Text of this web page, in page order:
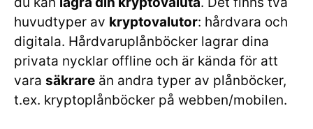
huvudtyper av kryptovalutor: hårdvara och
digitala. Hårdvaruplånböcker lagrar dina
privata nycklar offline och är kända för att
vara säkrare än andra typer av plånböcker,
t.ex. kryptoplånböcker på webben/mobilen.